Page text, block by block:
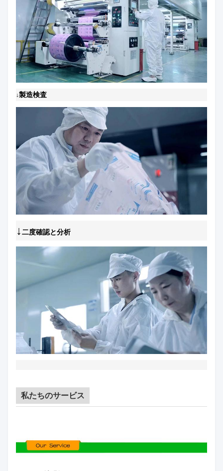
↓製造検査
↓二度確認と分析
私たちのサービス